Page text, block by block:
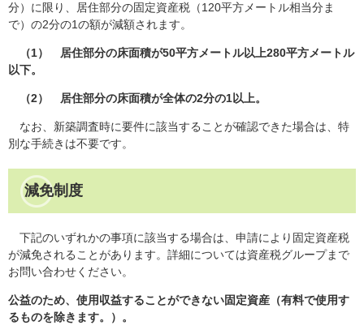
分）に限り、居住部分の固定資産税（120平方メートル相当分ま
で）の2分の1の額が減額されます。
（1） 居住部分の床面積が50平方メートル以上280平方メートル
以下。
（2） 居住部分の床面積が全体の2分の1以上。
なお、新築調査時に要件に該当することが確認できた場合は、特
別な手続きは不要です。
減免制度
下記のいずれかの事項に該当する場合は、申請により固定資産税
が減免されることがあります。詳細については資産税グループまで
お問い合わせください。
公益のため、使用収益することができない固定資産（有料で使用す
るものを除きます。）。